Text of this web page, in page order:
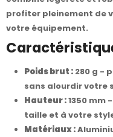
profiter pleinement de
votre équipement.
Poids brut : 280 g -
sans alourdir votre
Hauteur :1350 mm
taille et à votre
Matériaux :